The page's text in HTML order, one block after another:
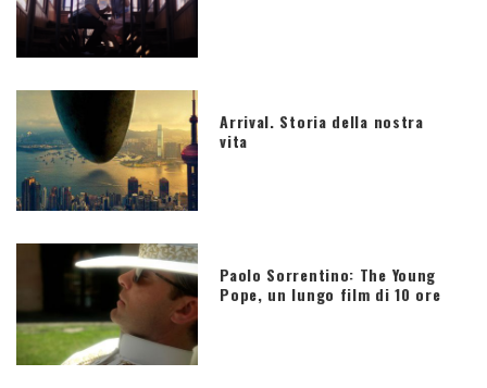
Arrival. Storia della nostra
vita
Paolo Sorrentino: The Young
Pope, un lungo film di 10 ore